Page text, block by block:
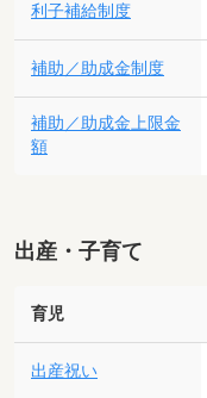
利子補給制度
補助／助成金制度
補助／助成金上限金
額
出産・子育て
育児
出産祝い